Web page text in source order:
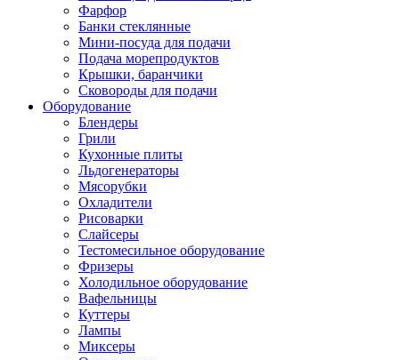
Фарфор
Банки стеклянные
Мини-посуда для подачи
Подача морепродуктов
Крышки, баранчики
Сковороды для подачи
Оборудование
Блендеры
Грили
Кухонные плиты
Льдогенераторы
Мясорубки
Охладители
Рисоварки
Слайсеры
Тестомесильное оборудование
Фризеры
Холодильное оборудование
Вафельницы
Куттеры
Лампы
Миксеры